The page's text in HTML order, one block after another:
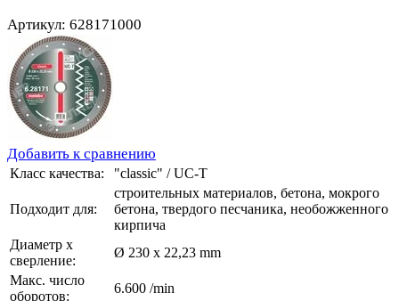
Артикул: 628171000
Добавить к сравнению
Класс качества: "classic" / UC-T
Подходит для:
строительных материалов, бетона, мокрого
бетона, твердого песчаника, необожженного
кирпича
Диаметр х
сверление:
Ø 230 x 22,23 mm
Макс. число
оборотов:
6.600 /min